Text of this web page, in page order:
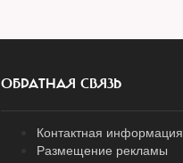
ОБРАТНАЯ СВЯЗЬ
Контактная информация
Размещение рекламы